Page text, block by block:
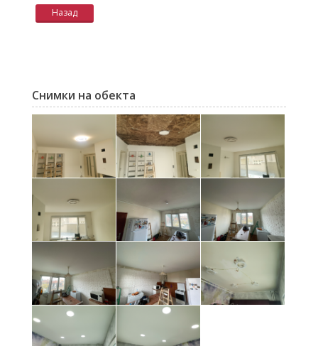
Назад
Снимки на обекта